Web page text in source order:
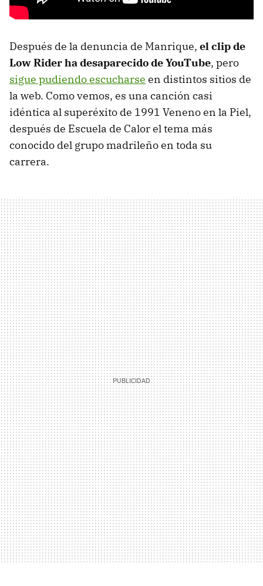
Después de la denuncia de Manrique, el clip de
Low Rider ha desaparecido de YouTube, pero
sigue pudiendo escucharse en distintos sitios de
la web. Como vemos, es una canción casi
idéntica al superéxito de 1991 Veneno en la Piel,
después de Escuela de Calor el tema más
conocido del grupo madrileño en toda su
carrera.